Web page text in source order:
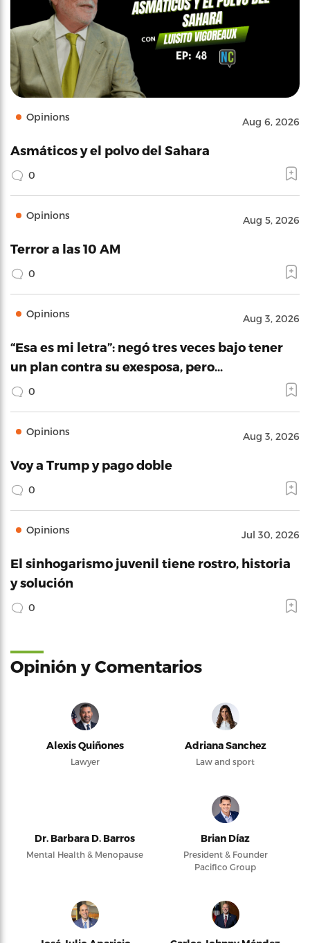
Opinions Aug 6, 2026
Asmáticos y el polvo del Sahara
0
Opinions Aug 5, 2026
Terror a las 10 AM
0
Opinions Aug 3, 2026
“Esa es mi letra”: negó tres veces bajo tener
un plan contra su exesposa, pero…
0
Opinions Aug 3, 2026
Voy a Trump y pago doble
0
Opinions Jul 30, 2026
El sinhogarismo juvenil tiene rostro, historia
y solución
0
Opinión y Comentarios
Alexis Quiñones
Lawyer
Adriana Sanchez
Law and sport
Dr. Barbara D. Barros
Mental Health & Menopause
Brian Díaz
President & Founder
Pacifico Group